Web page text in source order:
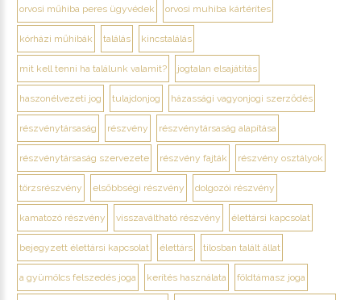
orvosi műhiba peres ügyvédek orvosi muhiba kártérítes
kórházi műhibák találás kincstalálás
mit kell tenni ha találunk valamit? jogtalan elsajátítás
haszonélvezeti jog tulajdonjog házassági vagyonjogi szerződés
részvénytársaság részvény részvénytársaság alapítása
részvénytársaság szervezete részvény fajták részvény osztályok
törzsrészvény elsőbbségi részvény dolgozói részvény
kamatozó részvény visszaváltható részvény élettársi kapcsolat
bejegyzett élettársi kapcsolat élettárs tilosban talált állat
a gyümölcs felszedés joga kerítés használata földtámasz joga